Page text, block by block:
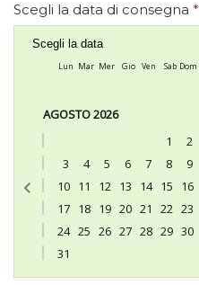
Scegli la data di consegna *
Scegli la data
Lun Mar Mer Gio Ven Sab Dom
AGOSTO 2026
1
2
3
4 5 6 7 8
9
10 11 12 13 14 15
16
17 18 19 20 21 22 23
24 25 26 27 28 29 30
31